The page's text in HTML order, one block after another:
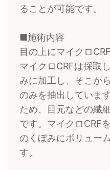
ることが可能です。
■施術内容
目の上にマイクロ
マイクロCRFは採取
みに加工し、そこか
のみを抽出していま
ため、目元などの繊
です。マイクロCRF
のくぼみにボリュー
す。